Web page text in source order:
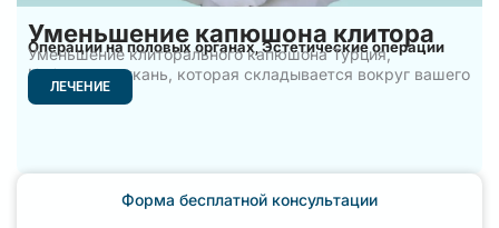
Уменьшение капюшона клитора
Операции на половых органах,Эстетические операции
Уменьшение клиторального капюшона Турция,
Избыточная ткань, которая складывается вокруг вашего
ЛЕЧЕНИЕ
Форма бесплатной консультации